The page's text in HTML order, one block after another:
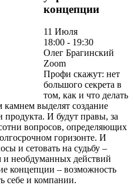
концепции
11 Июля
18:00 - 19:30
Олег Брагинский
Zoom
Профи скажут: нет
большого секрета в
том, как и что делать
выделят создание
продукта. И будут правы, за
вопросов, определяющих
горизонте. И
и сетовать на судьбу –
необдуманных действий
концепции – возможность
себе и компании.